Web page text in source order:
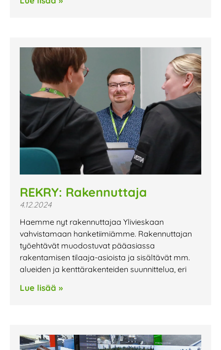
REKRY: Rakennuttaja
4.12.2024
Haemme nyt rakennuttajaa Ylivieskaan
vahvistamaan hanketiimiämme. Rakennuttajan
työehtävät muodostuvat pääasiassa
rakentamisen tilaaja-asioista ja sisältävät mm.
alueiden ja kenttärakenteiden suunnittelua, eri
Lue lisää »